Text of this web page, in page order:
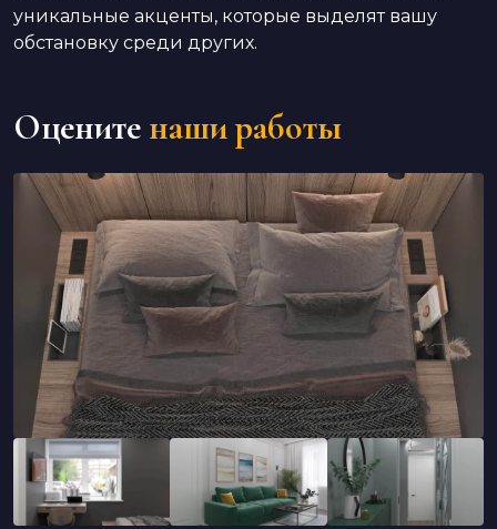
уникальные акценты, которые выделят вашу
обстановку среди других.
Оцените наши работы